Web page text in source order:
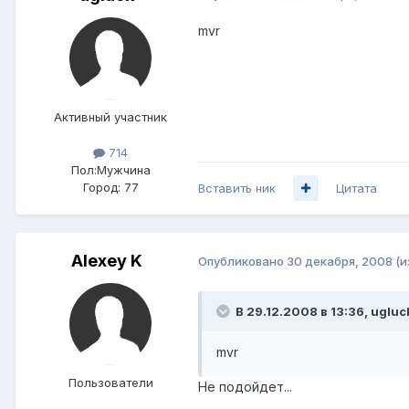
Активный участник
714
Пол:Мужчина
Город: 77
mvr
Вставить ник Цитата
Alexey K
Пользователи
Опубликовано 30 декабря, 2008
В 29.12.2008 в 13:36,
mvr
Не подойдет...